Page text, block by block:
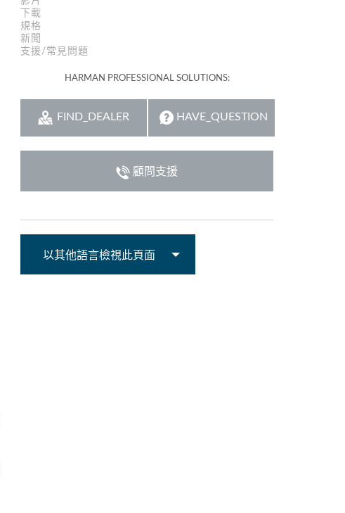
下載
規格
新聞
支援/常見問題
HARMAN PROFESSIONAL SOLUTIONS:
FIND_DEALER HAVE_QUESTION
顧問支援
以其他語言檢視此頁面